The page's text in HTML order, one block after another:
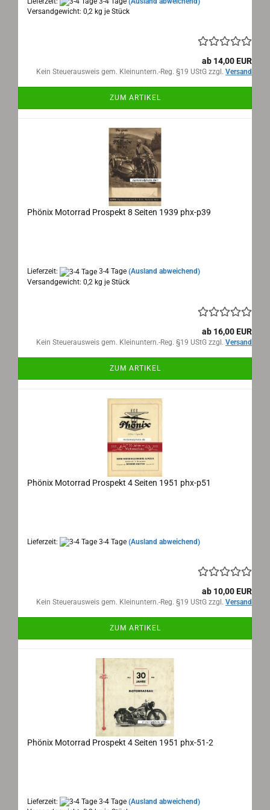
Versandgewicht: 0,2 kg je Stück
ab 14,00 EUR
Kein Steuerausweis gem. Kleinuntern.-Reg. §19 UStG zzgl. Versand
ZUM ARTIKEL
Phönix Motorrad Prospekt 8 Seiten 1939 phx-p39
Lieferzeit: 3-4 Tage (Ausland abweichend)
Versandgewicht: 0,2 kg je Stück
ab 16,00 EUR
Kein Steuerausweis gem. Kleinuntern.-Reg. §19 UStG zzgl. Versand
ZUM ARTIKEL
Phönix Motorrad Prospekt 4 Seiten 1951 phx-p51
Lieferzeit: 3-4 Tage (Ausland abweichend)
ab 10,00 EUR
Kein Steuerausweis gem. Kleinuntern.-Reg. §19 UStG zzgl. Versand
ZUM ARTIKEL
Phönix Motorrad Prospekt 4 Seiten 1951 phx-51-2
Lieferzeit: 3-4 Tage (Ausland abweichend)